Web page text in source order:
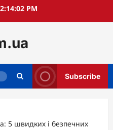
2:14:04 PM
Subscribe
5 швидких і безпечних